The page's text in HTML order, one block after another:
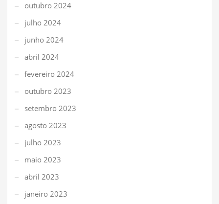
outubro 2024
julho 2024
junho 2024
abril 2024
fevereiro 2024
outubro 2023
setembro 2023
agosto 2023
julho 2023
maio 2023
abril 2023
janeiro 2023